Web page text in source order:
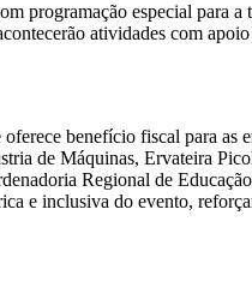
programação especial para a
atividades com
benefício fiscal para as
de Máquinas, Ervateira
Regional de
e inclusiva do evento,